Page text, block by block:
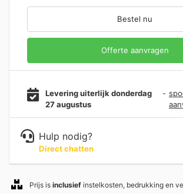
Bestel nu
Offerte aanvragen
Levering uiterlijk donderdag
27 augustus
-
Hulp nodig?
Direct chatten
Prijs is inclusief instelkosten, bedrukking en